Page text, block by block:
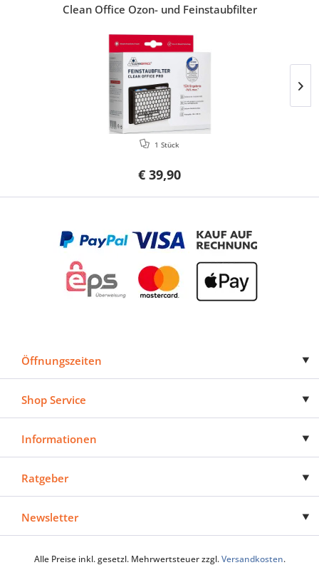
Clean Office Ozon- und Feinstaubfilter
€ 39,90
1 Stück
Öffnungszeiten
Shop Service
Informationen
Ratgeber
Newsletter
Alle Preise inkl. gesetzl. Mehrwertsteuer zzgl.Versandkosten.